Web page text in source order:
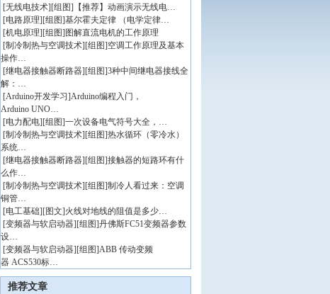
[无线电技术][组图] 【推荐】动画演示无线电…
[电路原理][组图]基尔霍夫定律 （电学定律…
[机电原理][组图] 图解直流电机的工作原理
[制冷制热与空调技术][组图]空调工作原理及基本
操作…
[继电器接触器断路器][组图]3种中间继电器接线全
解：…
[Arduino开发学习 ]Arduino编程入门，
Arduino UNO…
[电力配电][组图]一次设备电气符号大全，…
[制冷制热与空调技术][组图]热水循环（零冷水）
系统…
[继电器接触器断路器][组图]接触器的短路环有什
么作…
[制冷制热与空调技术][组图]制冷人看过来：空调
铜管…
[电工基础][图文]火线对地线的阻值是多少…
[变频器与软启动器][组图]丹佛斯FC51变频器参数
设…
[变频器与软启动器][组图]ABB 传动变频
器 ACS530标…
推荐文章